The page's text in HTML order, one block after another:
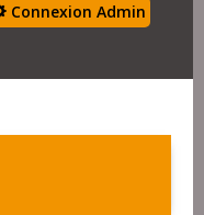
Connexion Admin